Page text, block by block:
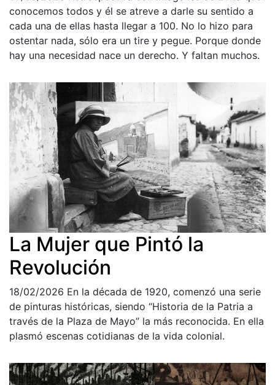
conocemos todos y él se atreve a darle su sentido a
cada una de ellas hasta llegar a 100. No lo hizo para
ostentar nada, sólo era un tire y pegue. Porque donde
hay una necesidad nace un derecho. Y faltan muchos.
La Mujer que Pintó la
Revolución
18/02/2026 En la década de 1920, comenzó una serie
de pinturas históricas, siendo “Historia de la Patria a
través de la Plaza de Mayo” la más reconocida. En ella
plasmó escenas cotidianas de la vida colonial.